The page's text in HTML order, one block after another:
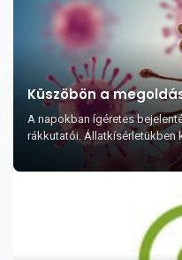
Küszöbön a
A napokban ígéretes
rákkutatói. Állatkísérletükben